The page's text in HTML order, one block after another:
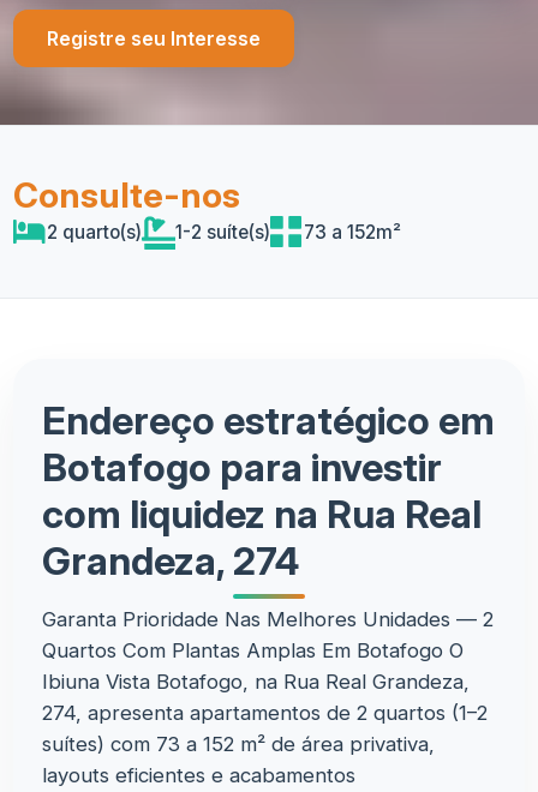
Registre seu Interesse
Consulte-nos
2 quarto(s) 1-2 suíte(s) 73 a 152m²
Endereço estratégico em
Botafogo para investir
com liquidez na Rua Real
Grandeza, 274
Garanta Prioridade Nas Melhores Unidades — 2
Quartos Com Plantas Amplas Em Botafogo O
Ibiuna Vista Botafogo, na Rua Real Grandeza,
274, apresenta apartamentos de 2 quartos (1–2
suítes) com 73 a 152 m² de área privativa,
layouts eficientes e acabamentos